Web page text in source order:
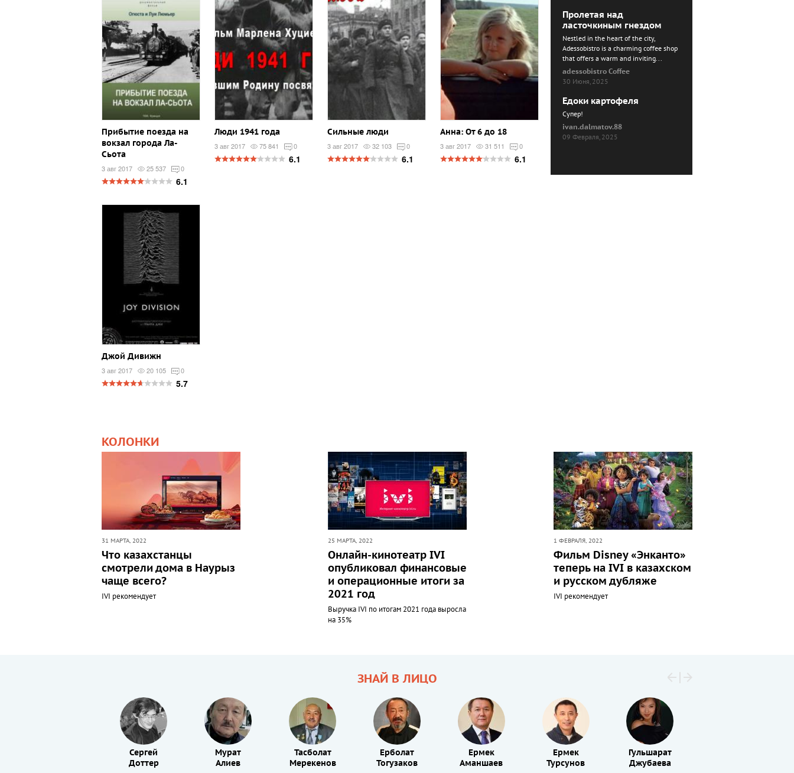
Прибытие поезда на
вокзал города Ла-
Сьота
3 авг 2017 25 537 0
6.1
Люди 1941 года
3 авг 2017 75 841 0
6.1
Сильные люди
3 авг 2017 32 103 0
6.1
Анна: От 6 до 18
3 авг 2017 31 511 0
6.1
Джой Дивижн
3 авг 2017 20 105 0
5.7
Пролетая над
ласточкиным гнездом
Nestled in the heart of the city,
Adessobistro is a charming coffee shop
that offers a warm and inviting...
adessobistro Coffee
30 Июня, 2025
Едоки картофеля
Cупер!
ivan.dalmatov.88
09 Февраля, 2025
КОЛОНКИ
31 МАРТА, 2022
Что казахстанцы
смотрели дома в Наурыз
чаще всего?
IVI рекомендует
25 МАРТА, 2022
Онлайн-кинотеатр IVI
опубликовал финансовые
и операционные итоги за
2021 год
Выручка IVI по итогам 2021 года выросла
на 35%
1 ФЕВРАЛЯ, 2022
Фильм Disney «Энканто»
теперь на IVI в казахском
и русском дубляже
IVI рекомендует
ЗНАЙ В ЛИЦО
Сергей
Доттер
Мурат
Алиев
Тасболат
Мерекенов
Ерболат
Тогузаков
Ермек
Аманшаев
Ермек
Турсунов
Гульшарат
Джубаева